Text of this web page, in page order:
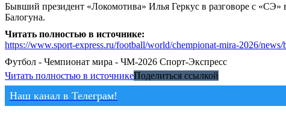
Бывший президент «Локомотива» Илья Геркус в разговоре с
Балогуна.
Читать полностью в источнике:
https://www.sport-express.ru/football/world/chempionat-mira-2026/
Футбол - Чемпионат мира - ЧМ-2026 Спорт-Экспресс
Читать полностью в источникеПоделиться ссылкой
Наш канал в Телеграм!